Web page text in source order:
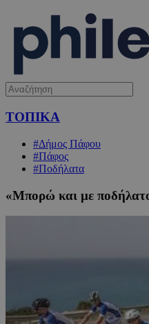
ΤΟΠΙΚΑ
#Δήμος Πάφου
#Πάφος
#Ποδήλατα
«Mπορώ και με